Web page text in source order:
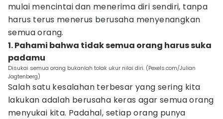
mulai mencintai dan menerima diri sendiri, tanpa
harus terus menerus berusaha menyenangkan
semua orang.
1. Pahami bahwa tidak semua orang harus suka
padamu
Disukai semua orang bukanlah tolak ukur nilai diri. (Pexels.com/Julian
Jagtenberg)
Salah satu kesalahan terbesar yang sering kita
lakukan adalah berusaha keras agar semua orang
menyukai kita. Padahal, setiap orang punya